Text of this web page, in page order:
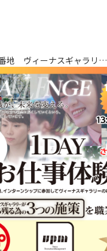
地 ヴィーナスギャラリ…